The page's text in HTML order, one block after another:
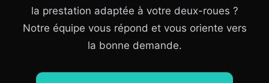
la prestation adaptée à votre deux-roues ?
Notre équipe vous répond et vous oriente vers
la bonne demande.